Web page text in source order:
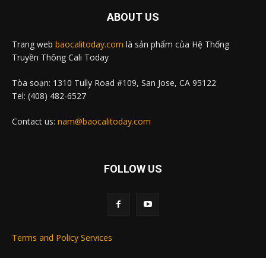
ABOUT US
Trang web baocalitoday.com là sản phẩm của Hệ Thống
Truyền Thông Cali Today
Tòa soạn: 1310 Tully Road #109, San Jose, CA 95122
Tel: (408) 482-6527
Contact us: nam@baocalitoday.com
FOLLOW US
Terms and Policy Services